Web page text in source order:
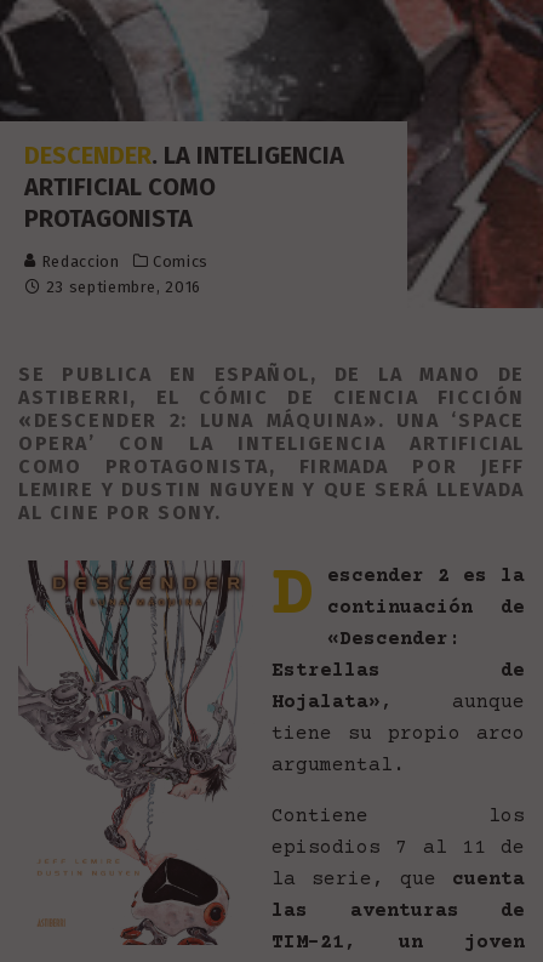
DESCENDER. LA INTELIGENCIA
ARTIFICIAL COMO
PROTAGONISTA
Redaccion
Comics
23 septiembre, 2016
SE PUBLICA EN ESPAÑOL, DE LA MANO DE
ASTIBERRI, EL CÓMIC DE CIENCIA FICCIÓN
«DESCENDER 2: LUNA MÁQUINA». UNA ‘SPACE
OPERA’ CON LA INTELIGENCIA ARTIFICIAL
COMO PROTAGONISTA, FIRMADA POR JEFF
LEMIRE Y DUSTIN NGUYEN Y QUE SERÁ LLEVADA
AL CINE POR SONY.
D
escender 2 es la
continuación de
«Descender:
Estrellas de
Hojalata» , aunque
tiene su propio arco
argumental.
Contiene los
episodios 7 al 11 de
la serie, que cuenta
las aventuras de
TIM-21, un joven